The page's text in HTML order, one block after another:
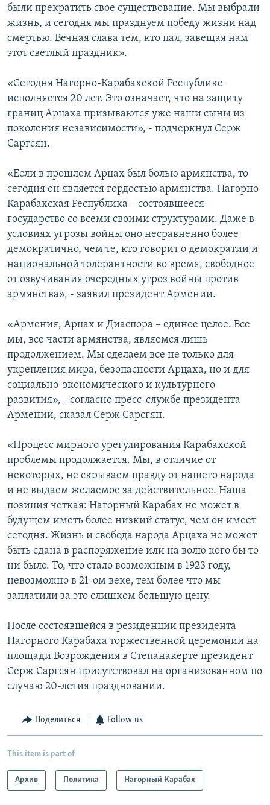
были прекратить свое существование. Мы выбрали
жизнь, и сегодня мы празднуем победу жизни над
смертью. Вечная слава тем, кто пал, завещая нам
этот светлый праздник».
«Сегодня Нагорно-Карабахской Республике
исполняется 20 лет. Это означает, что на защиту
границ Арцаха призываются уже наши сыны из
поколения независимости», - подчеркнул Серж
Саргсян.
«Если в прошлом Арцах был болью армянства, то
сегодня он является гордостью армянства. Нагорно-
Карабахская Республика – состоявшееся
государство со всеми своими структурами. Даже в
условиях угрозы войны оно несравненно более
демократично, чем те, кто говорит о демократии и
национальной толерантности во время, свободное
от озвучивания очередных угроз войны против
армянства», - заявил президент Армении.
«Армения, Арцах и Диаспора – единое целое. Все
мы, все части армянства, являемся лишь
продолжением. Мы сделаем все не только для
укрепления мира, безопасности Арцаха, но и для
социально-экономического и культурного
развития», - согласно пресс-службе президента
Армении, сказал Серж Сарсгян.
«Процесс мирного урегулирования Карабахской
проблемы продолжается. Мы, в отличие от
некоторых, не скрываем правду от нашего народа
и не выдаем желаемое за действительное. Наша
позиция четкая: Нагорный Карабах не может в
будущем иметь более низкий статус, чем он имеет
сегодня. Жизнь и свобода народа Арцаха не может
быть сдана в распоряжение или на волю кого бы то
ни было. То, что стало возможным в 1923 году,
невозможно в 21-ом веке, тем более что мы
заплатили за это слишком большую цену.
После состоявшейся в резиденции президента
Нагорного Карабаха торжественной церемонии на
площади Возрождения в Степанакерте президент
Серж Саргсян присутствовал на организованном по
случаю 20-летия праздновании.
Поделиться Follow us
This item is part of
Архив Политика Нагорный Карабах